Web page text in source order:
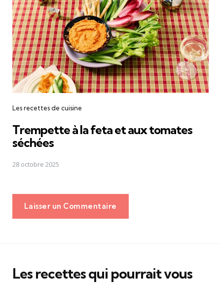
Les recettes de cuisine
Trempette à la feta et aux tomates
séchées
28 octobre 2025
Laisser un Commentaire
Les recettes qui pourrait vous